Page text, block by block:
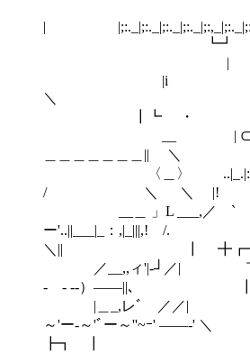
|
┗┛
| ＿
|i
┃┗ ・
__ | ⊂⊃ （{::
＿＿＿＿＿＿＿|| ＼
〈＿〉 ..|_.|:: ..| |i
/ ＼ ＼ |!
__＿ 」L ___,／ `
ー'..||___|_：
＼|| ┃
／__,,ィ'|‐┘／| ￣￣
- - ‐-）――||､
|＿_,レﾞ
～'ー-～'ﾞー～''~
┣┓ ┃